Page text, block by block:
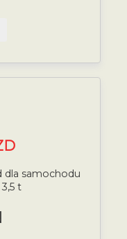
dla samochodu
t